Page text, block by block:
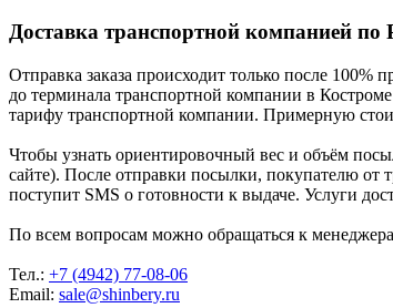
Доставка транспортной компанией по
Отправка заказа происходит только после 100%
до терминала транспортной компании в
тарифу транспортной компании. Примерную
Чтобы узнать ориентировочный вес и объём
сайте). После отправки посылки, покупателю от
поступит SMS о готовности к выдаче. Услуги
По всем вопросам можно обращаться к
Тел.: +7 (4942) 77-08-06
Email: sale@shinbery.ru